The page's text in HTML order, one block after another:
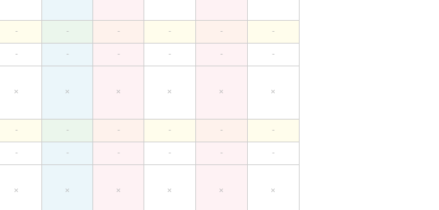
- - - - - -
- - - - - -
× × × × × ×
- - - - - -
- - - - - -
× × × × × ×